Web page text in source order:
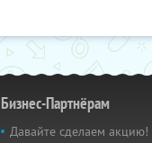
Бизнес-Партнёрам
Давайте сделаем акцию!